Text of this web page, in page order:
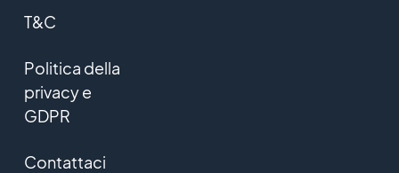
T&C
Politica della
privacy e
GDPR
Contattaci